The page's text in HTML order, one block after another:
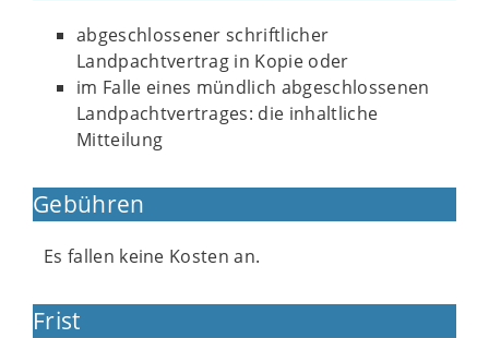
abgeschlossener schriftlicher
Landpachtvertrag in Kopie oder
im Falle eines mündlich abgeschlossenen
Landpachtvertrages: die inhaltliche
Mitteilung
Gebühren
Es fallen keine Kosten an.
Frist